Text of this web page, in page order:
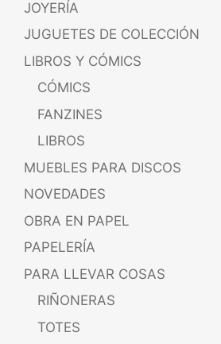
JOYERÍA
JUGUETES DE COLECCIÓN
LIBROS Y CÓMICS
CÓMICS
FANZINES
LIBROS
MUEBLES PARA DISCOS
NOVEDADES
OBRA EN PAPEL
PAPELERÍA
PARA LLEVAR COSAS
RIÑONERAS
TOTES